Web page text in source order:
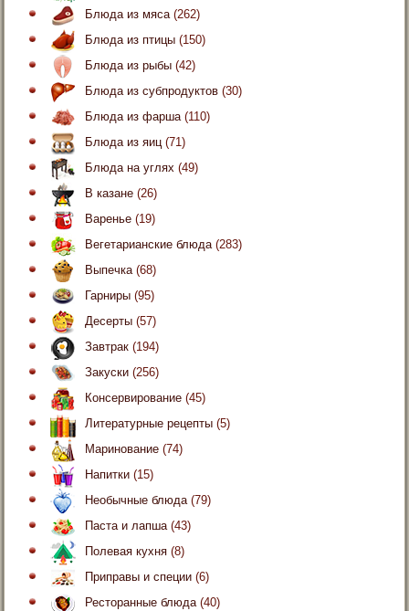
Блюда из мяса(262)
Блюда из птицы (150)
Блюда из рыбы (42)
Блюда из субпродуктов (30)
Блюда из фарша(110)
Блюда из яиц(71)
Блюда на углях (49)
В казане (26)
Варенье (19)
Вегетарианские блюда(283)
Выпечка(68)
Гарниры (95)
Десерты (57)
Завтрак (194)
Закуски (256)
Консервирование (45)
Литературные рецепты (5)
Маринование (74)
Напитки (15)
Необычные блюда(79)
Паста и лапша(43)
Полевая кухня (8)
Приправы и специи (6)
Ресторанные блюда(40)